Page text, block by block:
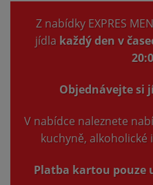
Z nabídky EXPRES
jídla každý den v
Objednávejte si
V nabídce naleznete
kuchyně, alkoholické
Platba kartou pouze